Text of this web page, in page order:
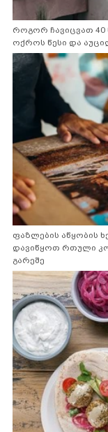
როგორ ჩავიცვათ 40
ოქროს წესი და
ფაზლების აწყობის
დავიწყოთ რთული
გარეშე